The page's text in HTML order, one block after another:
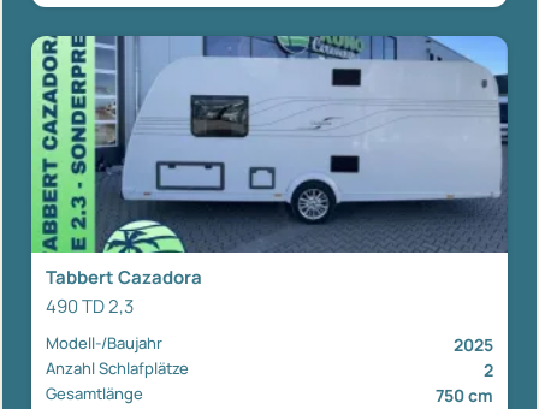
Tabbert Cazadora
490 TD 2,3
Modell-/Baujahr 2025
Anzahl Schlafplätze 2
Gesamtlänge 750 cm